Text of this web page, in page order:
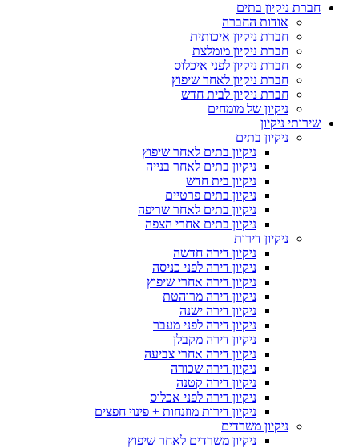
חברת ניקיון בתים
אודות החברה
חברת ניקיון איכותית
חברת ניקיון מומלצת
חברת ניקיון לפני איכלוס
חברת ניקיון לאחר שיפוץ
חברת ניקיון לבית חדש
ניקיון של מומחים
שירותי ניקיון
ניקיון בתים
ניקיון בתים לאחר שיפוץ
ניקיון בתים לאחר בנייה
ניקיון בית חדש
ניקיון בתים פרטיים
ניקיון בתים לאחר שריפה
ניקיון בתים אחרי הצפה
ניקיון דירות
ניקיון דירה חדשה
ניקיון דירה לפני כניסה
ניקיון דירה אחרי שיפוץ
ניקיון דירה מרוהטת
ניקיון דירה ישנה
ניקיון דירה לפני מעבר
ניקיון דירה מקבלן
ניקיון דירה אחרי צביעה
ניקיון דירה שכורה
ניקיון דירה קטנה
ניקיון דירה לפני אכלוס
ניקיון דירות מוזנחות + פינוי חפצים
ניקיון משרדים
ניקיון משרדים לאחר שיפוץ